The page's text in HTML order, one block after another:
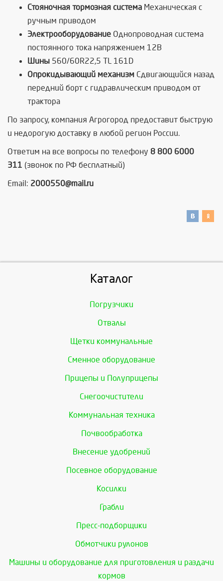
Стояночная тормозная система Механическая с
ручным приводом
Электрооборудование Однопроводная система
постоянного тока напряжением 12В
Шины 560/60R22,5 TL 161D
Опрокидывающий механизм Сдвигающийся назад
передний борт с гидравлическим приводом от
трактора
По запросу, компания Агрогород предоставит быструю
и недорогую доставку в любой регион России.
Ответим на все вопросы по телефону 8 800 6000
311 (звонок по РФ бесплатный)
Email: 2000550@mail.ru
Каталог
Погрузчики
Отвалы
Щетки коммунальные
Сменное оборудование
Прицепы и Полуприцепы
Снегоочистители
Коммунальная техника
Почвообработка
Внесение удобрений
Посевное оборудование
Косилки
Грабли
Пресс-подборщики
Обмотчики рулонов
Машины и оборудование для приготовления и раздачи
кормов